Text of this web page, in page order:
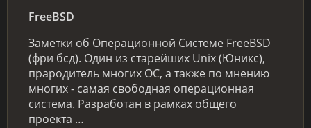
FreeBSD
Заметки об Операционной Системе FreeBSD
(фри бсд). Один из старейших Unix (Юникс),
прародитель многих ОС, а также по мнению
многих - самая свободная операционная
система. Разработан в рамках общего
проекта …